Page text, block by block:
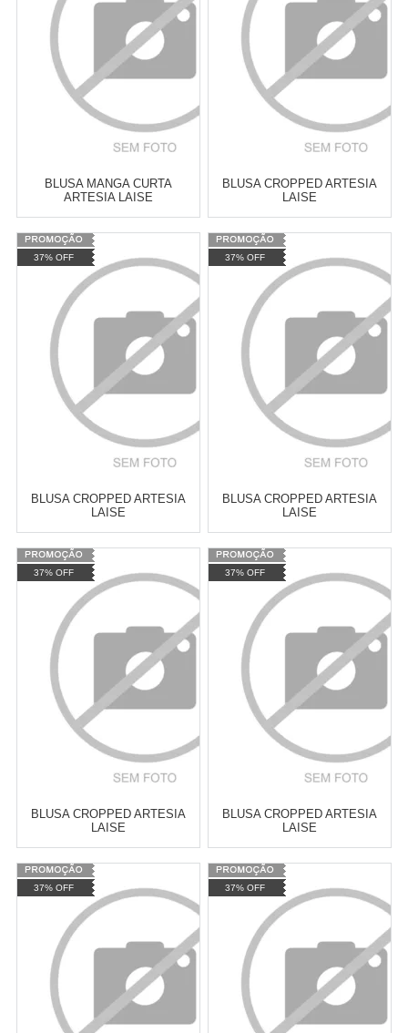
COMPRAR COMPRAR
BLUSA MANGA CURTA
ARTESIA LAISE
Varejo:
Atacado: R$ 2.550,90 (Apenas
Revendedor)
10 x
Cat:MANGA CURTA
COMPRAR
BLUSA CROPPED ARTESIA
LAISE
Varejo:
Atacado: R$ 2.550,90 (Apenas
Revendedor)
10
Cat:
COMPRAR
37% OFF
BLUSA CROPPED ARTESIA
LAISE
Varejo:
Atacado: R$ 2.550,90 (Apenas
Revendedor)
10 x
Cat:
COMPRAR
37% OFF
BLUSA CROPPED ARTESIA
LAISE
Varejo:
Atacado: R$ 2.550,90 (Apenas
Revendedor)
10
Cat:
COMPRAR
37% OFF
BLUSA CROPPED ARTESIA
LAISE
Varejo:
Atacado: R$ 2.550,90 (Apenas
Revendedor)
10 x
Cat:
COMPRAR
37% OFF
BLUSA CROPPED ARTESIA
LAISE
Varejo:
Atacado: R$ 2.550,90 (Apenas
Revendedor)
10
Cat:
COMPRAR
37% OFF 37% OFF